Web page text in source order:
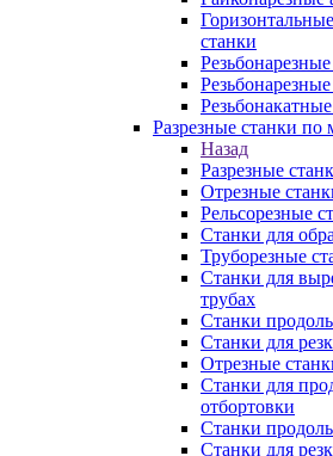
станки
Разрезные станки по
Назад
Разрезные
Отрезные
Рельсорезные
Станки для
Труборезные
Станки для
трубаx
Станки
Станки для
Отрезные
Станки для
отбортовки
Станки
Станки для